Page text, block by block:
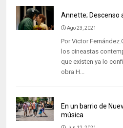
Annette; Descenso
Ago 23, 2021
Por Victor
los cineastas
que existen ya lo
obra H...
En un barrio de
música